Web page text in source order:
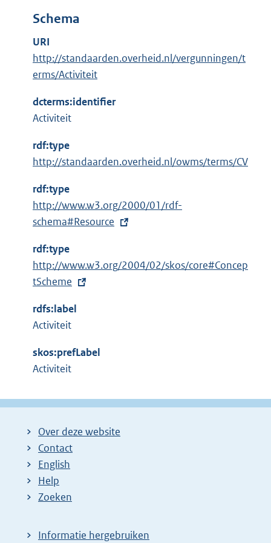
Schema
URI
http://standaarden.overheid.nl/vergunningen/t
erms/Activiteit
dcterms:identifier
Activiteit
rdf:type
http://standaarden.overheid.nl/owms/terms/CV
rdf:type
E
x
e
r
n
l
n
k
http://www.w3.org/2000/01/rdf-
schema#Resource
rdf:type
E
x
e
r
n
e
i
http://www.w3.org/2004/02/skos/core#Concep
tScheme
rdfs:label
Activiteit
skos:prefLabel
Activiteit
Over deze website
Contact
English
Help
Zoeken
Informatie hergebruiken